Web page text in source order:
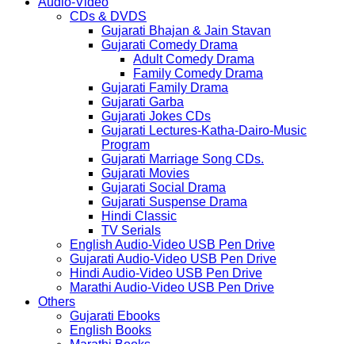
CDs & DVDS
Gujarati Bhajan & Jain Stavan
Gujarati Comedy Drama
Adult Comedy Drama
Family Comedy Drama
Gujarati Family Drama
Gujarati Garba
Gujarati Jokes CDs
Gujarati Lectures-Katha-Dairo-Music
Program
Gujarati Marriage Song CDs.
Gujarati Movies
Gujarati Social Drama
Gujarati Suspense Drama
Hindi Classic
TV Serials
English Audio-Video USB Pen Drive
Gujarati Audio-Video USB Pen Drive
Hindi Audio-Video USB Pen Drive
Marathi Audio-Video USB Pen Drive
Others
Gujarati Ebooks
English Books